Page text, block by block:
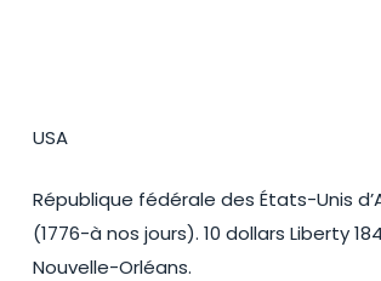
USA
République fédérale des États-Unis
(1776-à nos jours). 10 dollars Liberty
Nouvelle-Orléans.